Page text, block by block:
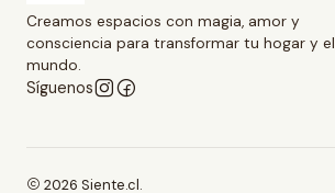
Creamos espacios con magia, amor y
consciencia para transformar tu hogar y el
mundo.
Síguenos
2026 Siente.cl.